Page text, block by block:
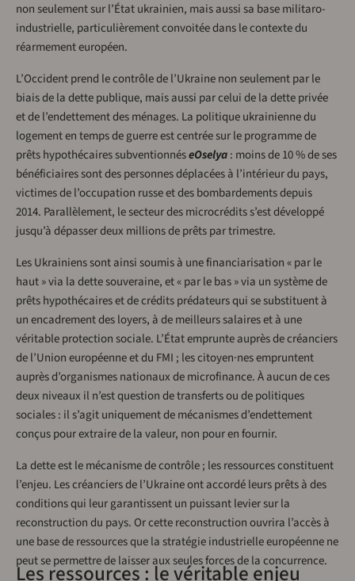
non seulement sur l’État ukrainien, mais aussi sa base militaro-
industrielle, particulièrement convoitée dans le contexte du
réarmement européen.
L’Occident prend le contrôle de l’Ukraine non seulement par le
biais de la dette publique, mais aussi par celui de la dette privée
et de l’endettement des ménages. La politique ukrainienne du
logement en temps de guerre est centrée sur le programme de
prêts hypothécaires subventionnéseOselya: moins de 10 % de ses
bénéficiaires sont des personnes déplacées à l’intérieur du pays,
victimes de l’occupation russe et des bombardements depuis
2014. Parallèlement, le secteur des microcrédits s’est développé
jusqu’à dépasser deux millions de prêts par trimestre.
Les Ukrainiens sont ainsi soumis à une financiarisation « par le
haut » via la dette souveraine, et « par le bas » via un système de
prêts hypothécaires et de crédits prédateurs qui se substituent à
un encadrement des loyers, à de meilleurs salaires et à une
véritable protection sociale. L’État emprunte auprès de créanciers
de l’Union européenne et du FMI ; les citoyen·nes empruntent
auprès d’organismes nationaux de microfinance. À aucun de ces
deux niveaux il n’est question de transferts ou de politiques
sociales : il s’agit uniquement de mécanismes d’endettement
conçus pour extraire de la valeur, non pour en fournir.
La dette est le mécanisme de contrôle ; les ressources constituent
l’enjeu. Les créanciers de l’Ukraine ont accordé leurs prêts à des
conditions qui leur garantissent un puissant levier sur la
reconstruction du pays. Or cette reconstruction ouvrira l’accès à
une base de ressources que la stratégie industrielle européenne ne
peut se permettre de laisser aux seules forces de la concurrence.
Les ressources : le véritable enjeu